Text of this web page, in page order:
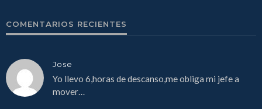
COMENTARIOS RECIENTES
Jose
Yo llevo 6,horas de descanso,me obliga mi jefe a
mover…